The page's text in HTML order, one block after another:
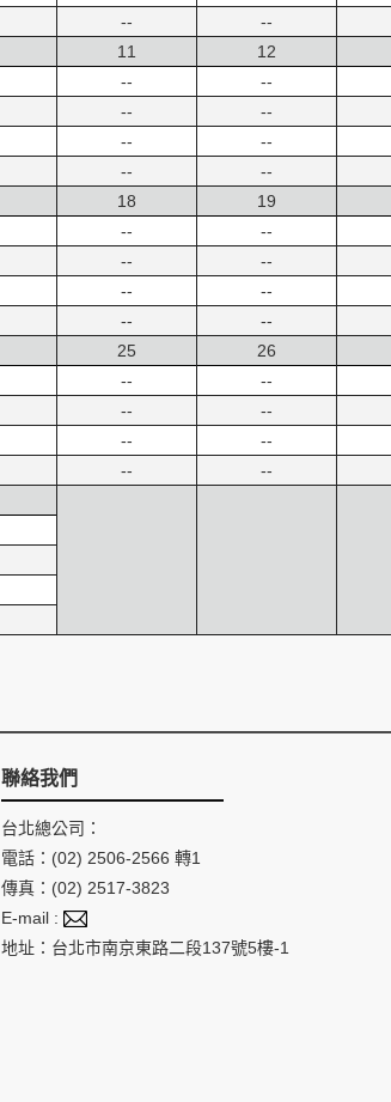
--
--
11
--
--
--
--
12
--
--
--
--
18
--
--
--
--
19
--
--
--
--
25
--
--
--
--
26
--
--
--
--
聯絡我們
台北總公司：
電話：(02) 2506-2566 轉1
傳真：(02) 2517-3823
E-mail :
地址：台北市南京東路二段137號5樓-1